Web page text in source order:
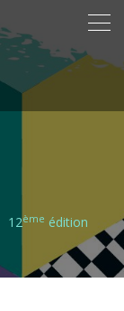
12ème édition